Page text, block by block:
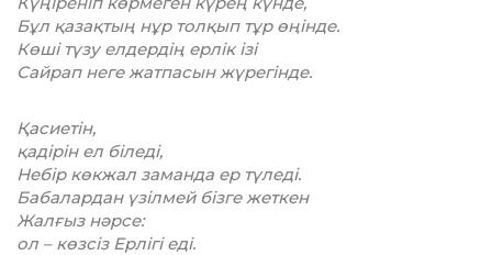
Бұл қазақтың нұр толқып тұр өңінде.
Көші түзу елдердің ерлік ізі
Сайрап неге жатпасын жүрегінде.
Қасиетін,
қадірін ел біледі,
Небір көкжал заманда ер түледі.
Бабалардан үзілмей бізге жеткен
Жалғыз нәрсе:
ол – көзсіз Ерлігі еді.